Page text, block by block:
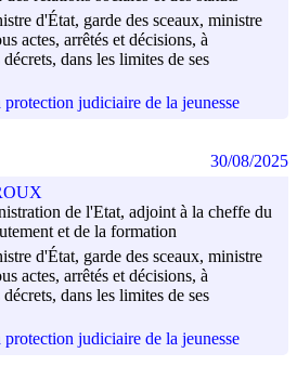
d'État, garde des sceaux, ministre
actes, arrêtés et décisions, à
dans les limites de ses
judiciaire de la jeunesse
de l'Etat, adjoint à la cheffe du
et de la formation
d'État, garde des sceaux, ministre
actes, arrêtés et décisions, à
dans les limites de ses
judiciaire de la jeunesse
30/08/2025